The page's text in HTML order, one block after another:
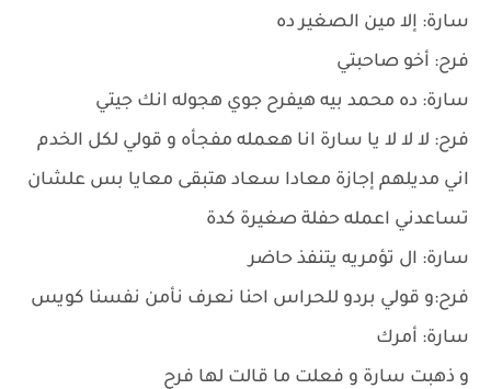
سارة: إلا مين الصغير ده
فرح: أخو صاحبتي
سارة: ده محمد بيه هيفرح جوي هجوله انك جيتي
فرح: لا لا لا يا سارة انا هعمله مفجأه و قولي لكل الخدم
اني مديلهم إجازة معادا سعاد هتبقى معايا بس علشان
تساعدني اعمله حفلة صغيرة كدة
سارة: ال تؤمريه يتنفذ حاضر
فرح:و قولي بردو للحراس احنا نعرف نأمن نفسنا كويس
سارة: أمرك
و ذهبت سارة و فعلت ما قالت لها فرح